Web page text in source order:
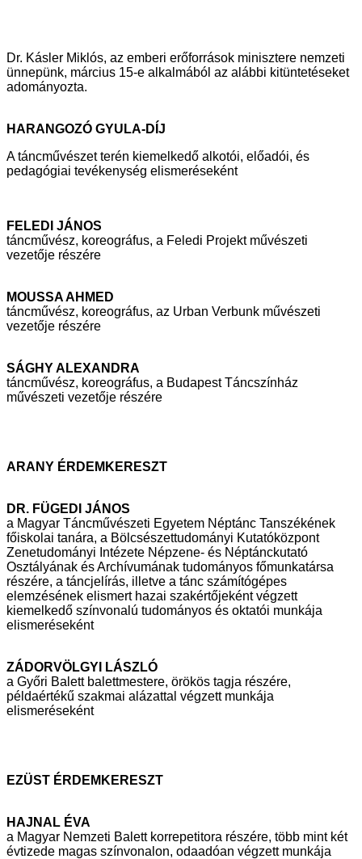
Dr. Kásler Miklós, az emberi erőforrások minisztere nemzeti
ünnepünk, március 15-e alkalmából az alábbi kitüntetéseket
adományozta.
HARANGOZÓ GYULA-DÍJ
A táncművészet terén kiemelkedő alkotói, előadói, és
pedagógiai tevékenység elismeréseként
FELEDI JÁNOS
táncművész, koreográfus, a Feledi Projekt művészeti
vezetője részére
MOUSSA AHMED
táncművész, koreográfus, az Urban Verbunk művészeti
vezetője részére
SÁGHY ALEXANDRA
táncművész, koreográfus, a Budapest Táncszínház
művészeti vezetője részére
ARANY ÉRDEMKERESZT
DR. FÜGEDI JÁNOS
a Magyar Táncművészeti Egyetem Néptánc Tanszékének
főiskolai tanára, a Bölcsészettudományi Kutatóközpont
Zenetudományi Intézete Népzene- és Néptánckutató
Osztályának és Archívumának tudományos főmunkatársa
részére, a táncjelírás, illetve a tánc számítógépes
elemzésének elismert hazai szakértőjeként végzett
kiemelkedő színvonalú tudományos és oktatói munkája
elismeréseként
ZÁDORVÖLGYI LÁSZLÓ
a Győri Balett balettmestere, örökös tagja részére,
példaértékű szakmai alázattal végzett munkája
elismeréseként
EZÜST ÉRDEMKERESZT
HAJNAL ÉVA
a Magyar Nemzeti Balett korrepetitora részére, több mint két
évtizede magas színvonalon, odaadóan végzett munkája